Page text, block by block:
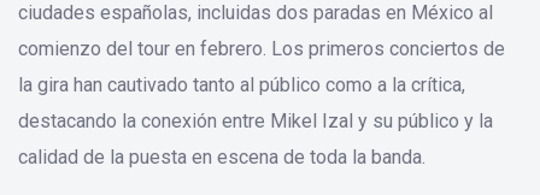
ciudades españolas, incluidas dos paradas en México al
comienzo del tour en febrero. Los primeros conciertos de
la gira han cautivado tanto al público como a la crítica,
destacando la conexión entre Mikel Izal y su público y la
calidad de la puesta en escena de toda la banda.